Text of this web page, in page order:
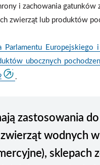
i zachowania gatunków
zwierząt lub produktów
Parlamentu
ubocznych
.
zastosowania
wodnych
sklepach